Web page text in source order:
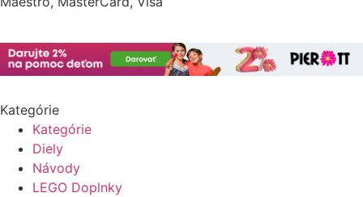
Kategórie
Kategórie
Diely
Návody
LEGO Doplnky